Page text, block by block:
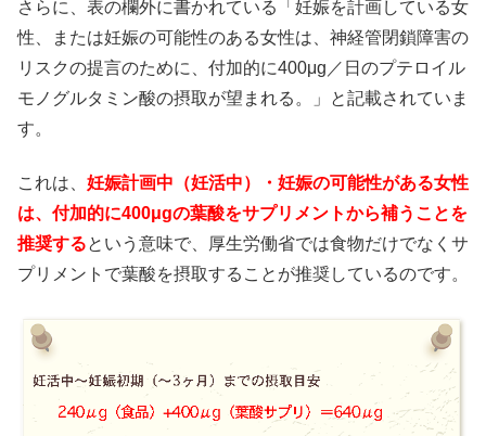
さらに、表の欄外に書かれている「妊娠を計画している女
性、または妊娠の可能性のある女性は、神経管閉鎖障害の
リスクの提言のために、付加的に400μg／日のプテロイル
モノグルタミン酸の摂取が望まれる。」と記載されていま
す。
これは、 妊娠計画中（妊活中）・妊娠の可能性がある女性
は、付加的に400μgの葉酸をサプリメントから補うことを
推奨するという意味で、厚生労働省では食物だけでなくサ
プリメントで葉酸を摂取することが推奨しているのです。